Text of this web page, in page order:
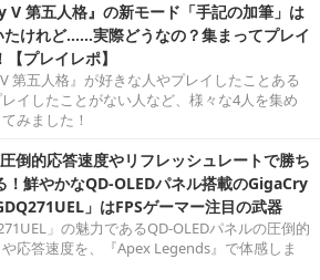
V 第五人格』の新モード「手記の加筆」は
たけれど……実際どうなの？集まってプレイ
【プレイレポ】
第五人格』が好きな人やプレイしたことある
イしたことがない人など、様々な4人を集め
みました！
倒的応答速度やリフレッシュレートで勝ち
！鮮やかなQD-OLEDパネル搭載のGigaCry
」はFPSゲーマー注目の武器
」の魅力であるQD-OLEDパネルの圧倒的
応答速度を、『Apex Legends』で体感しま